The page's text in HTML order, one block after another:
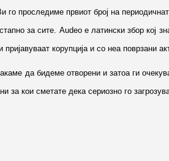
проследиме првиот број на
за сите. Audeo е латински збор кој
корупција и со неа по­вр­за­ни
да бидеме отворени и затоа ги
за кои сме­тате дека сериозно го